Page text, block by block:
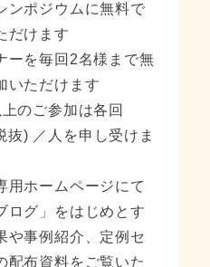
ンポジウムに無料で
だけます
ーを毎回2名様まで無
いただけます
上のご参加は各回
抜) ／人を申し受けま
用ホームページにて
ログ」をはじめとす
や事例紹介、 定例セ
配布資料をご覧いた